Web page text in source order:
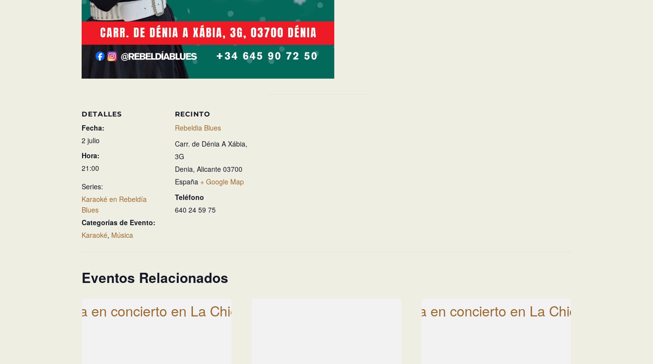
DETALLES
Fecha:
2 julio
Hora:
21:00
Series:
Karaoké en Rebeldía
Blues
Categorías de Evento:
Karaoké, Música
RECINTO
Rebeldia Blues
Carr. de Dénia A Xábia,
3G
Denia, Alicante 03700
España + Google Map
Teléfono
640 24 59 75
Eventos Relacionados